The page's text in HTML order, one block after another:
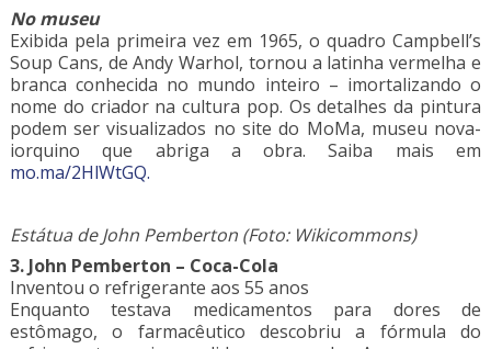
No museu
Exibida pela primeira vez em 1965, o quadro Campbell’s
Soup Cans, de Andy Warhol, tornou a latinha vermelha e
branca conhecida no mundo inteiro – imortalizando o
nome do criador na cultura pop. Os detalhes da pintura
podem ser visualizados no site do MoMa, museu nova-
iorquino que abriga a obra. Saiba mais em
mo.ma/2HlWtGQ.
Estátua de John Pemberton (Foto: Wikicommons)
3. John Pemberton – Coca-Cola
Inventou o refrigerante aos 55 anos
Enquanto testava medicamentos para dores de
estômago, o farmacêutico descobriu a fórmula do